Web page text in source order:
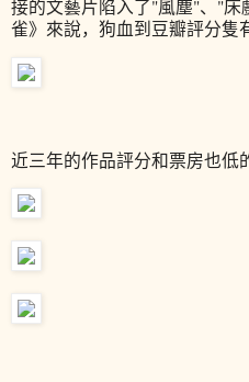
接的文藝片陷入了"風塵"、"
雀》來說，狗血到豆瓣評分隻
近三年的作品評分和票房也低